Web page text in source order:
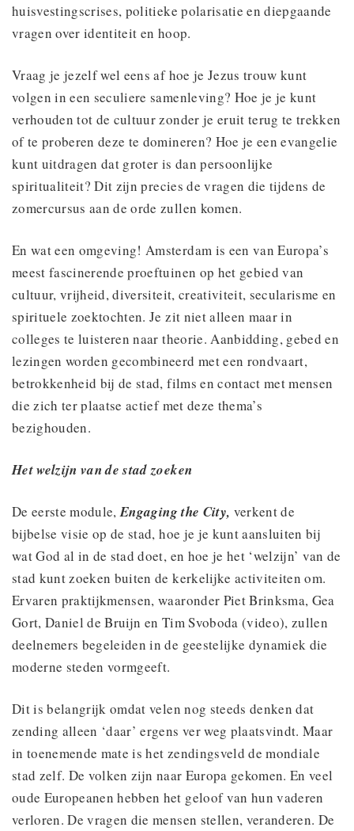
huisvestingscrises, politieke polarisatie en diepgaande
vragen over identiteit en hoop.
Vraag je jezelf wel eens af hoe je Jezus trouw kunt
volgen in een seculiere samenleving? Hoe je je kunt
verhouden tot de cultuur zonder je eruit terug te trekken
of te proberen deze te domineren? Hoe je een evangelie
kunt uitdragen dat groter is dan persoonlijke
spiritualiteit? Dit zijn precies de vragen die tijdens de
zomercursus aan de orde zullen komen.
En wat een omgeving! Amsterdam is een van Europa’s
meest fascinerende proeftuinen op het gebied van
cultuur, vrijheid, diversiteit, creativiteit, secularisme en
spirituele zoektochten. Je zit niet alleen maar in
colleges te luisteren naar theorie. Aanbidding, gebed en
lezingen worden gecombineerd met een rondvaart,
betrokkenheid bij de stad, films en contact met mensen
die zich ter plaatse actief met deze thema’s
bezighouden.
Het welzijn van de stad zoeken
De eerste module,Engaging the City, verkent de
bijbelse visie op de stad, hoe je je kunt aansluiten bij
wat God al in de stad doet, en hoe je het ‘welzijn’ van de
stad kunt zoeken buiten de kerkelijke activiteiten om.
Ervaren praktijkmensen, waaronder Piet Brinksma, Gea
Gort, Daniel de Bruijn en Tim Svoboda (video), zullen
deelnemers begeleiden in de geestelijke dynamiek die
moderne steden vormgeeft.
Dit is belangrijk omdat velen nog steeds denken dat
zending alleen ‘daar’ ergens ver weg plaatsvindt. Maar
in toenemende mate is het zendingsveld de mondiale
stad zelf. De volken zijn naar Europa gekomen. En veel
oude Europeanen hebben het geloof van hun vaderen
verloren. De vragen die mensen stellen, veranderen. De